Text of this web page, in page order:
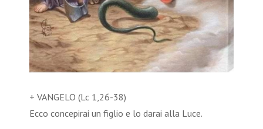
+ VANGELO (Lc 1,26-38)
Ecco concepirai un figlio e lo darai alla Luce.